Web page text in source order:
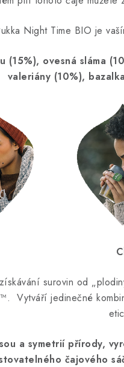
Night Time BIO je
(15%), ovesná sláma (
valeriány (10%),
surovin od
Vytváří jedinečné
a symetrií přírody,
čajového